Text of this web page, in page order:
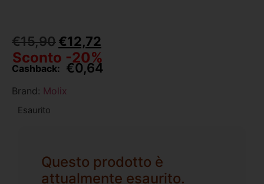
€15,90€12,72
Sconto -20%
Cashback: €0,64
Brand: Molix
Esaurito
Questo prodotto è
attualmente esaurito.